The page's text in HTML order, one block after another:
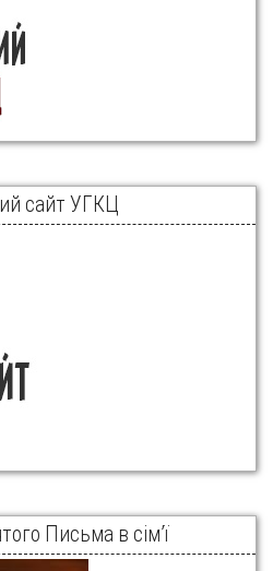
сайт УГКЦ
Письма в сім’ї